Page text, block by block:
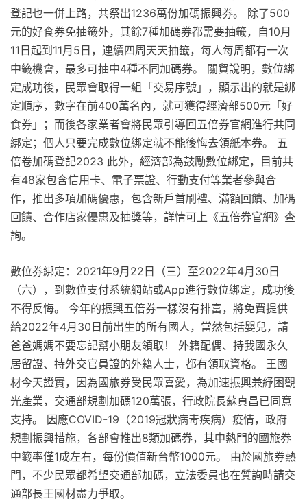
登記也一併上路，共祭出1236萬份加碼振興券。 除了500
元的好食券免抽籤外，其餘7種加碼券都需要抽籤，自10月
11日起到11月5日，連續四周天天抽籤，每人每周都有一次
中籤機會，最多可抽中4種不同加碼券。 關貿說明，數位綁
定成功後，民眾會取得一組「交易序號」，顯示出的就是綁
定順序，數字在前400萬名內，就可獲得經濟部500元「好
食券」；而後各家業者會將民眾引導回五倍券官網進行共同
綁定；個人只要完成數位綁定就不能後悔去領紙本券。 五
倍卷加碼登記2023 此外，經濟部為鼓勵數位綁定，目前共
有48家包含信用卡、電子票證、行動支付等業者參與合
作，推出多項加碼優惠，包含新戶首刷禮、滿額回饋、加碼
回饋、合作店家優惠及抽獎等，詳情可上《五倍券官網》查
詢。
數位券綁定：2021年9月22日（三）至2022年4月30日
（六），到數位支付系統網站或App進行數位綁定，成功後
不得反悔。 今年的振興五倍券一樣沒有排富，將免費提供
給2022年4月30日前出生的所有國人，當然包括嬰兒，請
爸爸媽媽不要忘記幫小朋友領取！ 外籍配偶、持我國永久
居留證、持外交官員證的外籍人士，都有領取資格。 王國
材今天證實，因為國旅券受民眾喜愛，為加速振興兼紓困觀
光產業，交通部規劃加碼120萬張，行政院長蘇貞昌已同意
支持。 因應COVID-19（2019冠狀病毒疾病）疫情，政府
規劃振興措施，各部會推出8類加碼券，其中熱門的國旅券
中籤率僅1成左右，每份價值新台幣1000元。 由於國旅券熱
門，不少民眾都希望交通部加碼，立法委員也在質詢時請交
通部長王國材盡力爭取。